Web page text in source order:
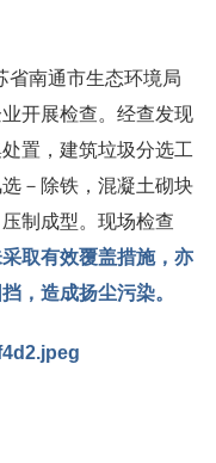
省南通市生态环境局
开展检查。经查发现
置，建筑垃圾分选工
－除铁，混凝土砌块
制成型。现场检查
取有效覆盖措施，亦
，造成扬尘污染。